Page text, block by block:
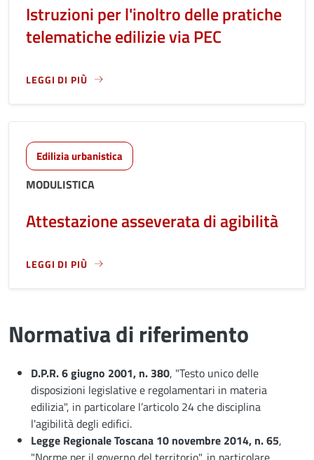
Istruzioni per l'inoltro delle pratiche
telematiche edilizie via PEC
LEGGI DI PIÙ
LEGGI ANCORA RIGUARDO A: ISTRUZIONI PER L'INOLTRO
Edilizia urbanistica
MODULISTICA
Attestazione asseverata di agibilità
LEGGI DI PIÙ
LEGGI ANCORA RIGUARDO A: ATTESTAZIONE ASSEVERATA
Normativa di riferimento
D.P.R. 6 giugno 2001, n. 380, "Testo unico delle
disposizioni legislative e regolamentari in materia
edilizia", in particolare l’articolo 24 che disciplina
l'agibilità degli edifici.
Legge Regionale Toscana 10 novembre 2014, n. 65,